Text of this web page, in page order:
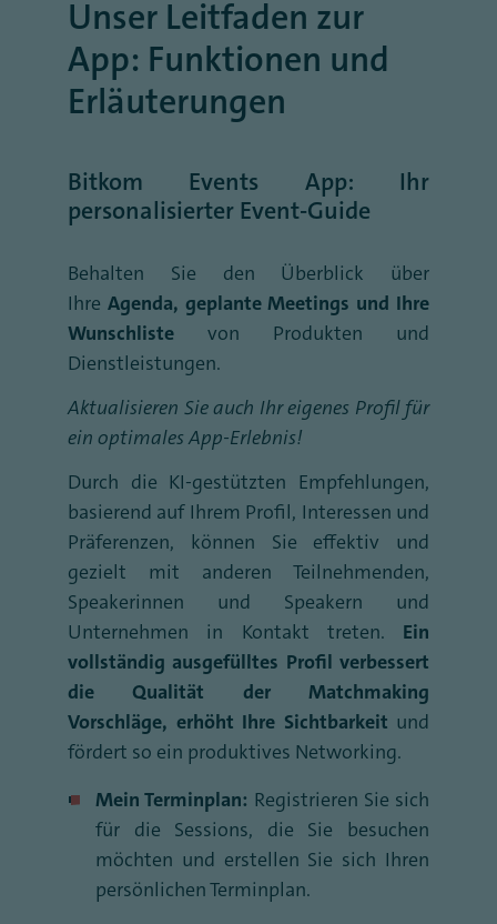
Unser Leitfaden zur
App: Funktionen und
Erläuterungen
Bitkom Events App: Ihr
personalisierter Event-Guide
Behalten Sie den Überblick über
Ihre Agenda, geplante Meetings und Ihre
Wunschliste von Produkten und
Dienstleistungen.
Aktualisieren Sie auch Ihr eigenes Profil für
ein optimales App-Erlebnis!
Durch die KI-gestützten Empfehlungen,
basierend auf Ihrem Profil, Interessen und
Präferenzen, können Sie effektiv und
gezielt mit anderen Teilnehmenden,
Speakerinnen und Speakern und
Unternehmen in Kontakt treten. Ein
vollständig ausgefülltes Profil verbessert
die Qualität der Matchmaking
Vorschläge, erhöht Ihre Sichtbarkeit und
fördert so ein produktives Networking.
Mein Terminplan: Registrieren Sie sich
für die Sessions, die Sie besuchen
möchten und erstellen Sie sich Ihren
persönlichen Terminplan.